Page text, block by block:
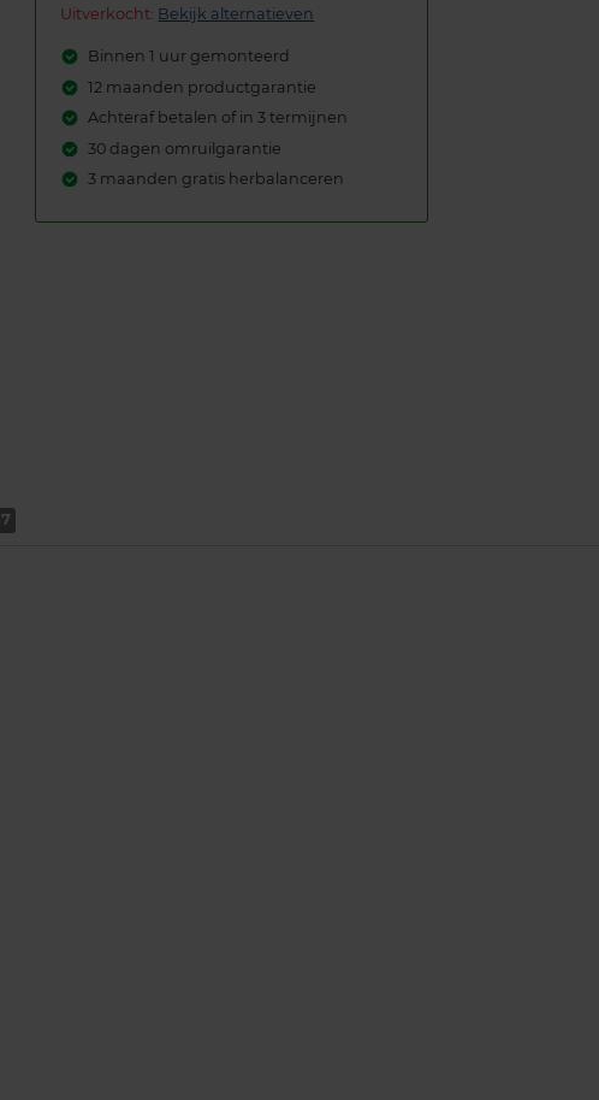
Uitverkocht: Bekijk alternatieven
Binnen 1 uur gemonteerd
12 maanden productgarantie
Achteraf betalen of in 3 termijnen
30 dagen omruilgarantie
3 maanden gratis herbalanceren